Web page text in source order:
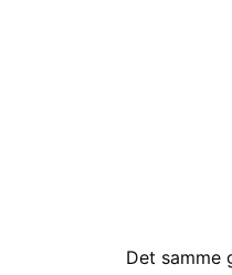
Det samme